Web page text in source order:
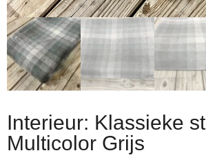
Interieur: Klassieke
Multicolor Grijs